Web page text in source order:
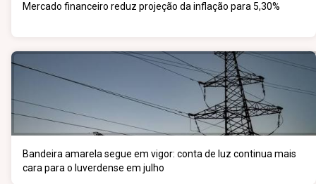
Mercado financeiro reduz projeção da inflação para 5,30%
Bandeira amarela segue em vigor: conta de luz continua mais
cara para o luverdense em julho